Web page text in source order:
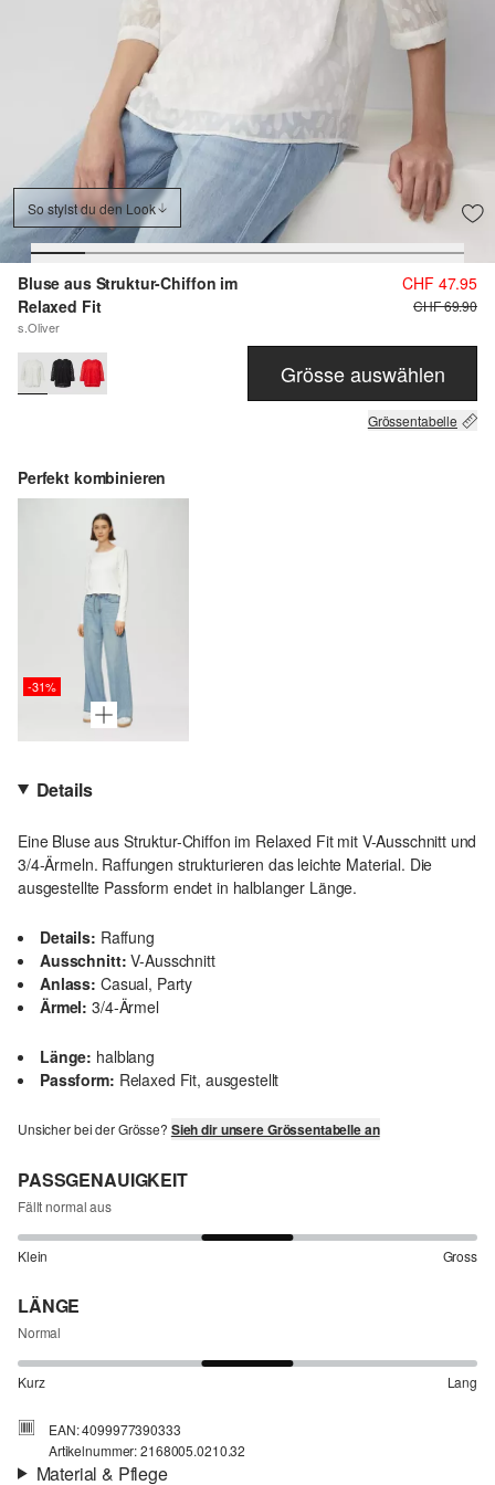
So stylst du den Look
Bluse aus Struktur-Chiffon im
Relaxed Fit
s.Oliver
CHF 47.95
CHF 69.90
Grösse auswählen
Grössentabelle
Perfekt kombinieren
-31%
Details
Eine Bluse aus Struktur-Chiffon im Relaxed Fit mit V-Ausschnitt und
3/4-Ärmeln. Raffungen strukturieren das leichte Material. Die
ausgestellte Passform endet in halblanger Länge.
Details: Raffung
Ausschnitt: V-Ausschnitt
Anlass: Casual, Party
Ärmel: 3/4-Ärmel
Länge: halblang
Passform: Relaxed Fit, ausgestellt
Unsicher bei der Grösse? Sieh dir unsere Grössentabelle an
PASSGENAUIGKEIT
Fällt normal aus
Klein Gross
LÄNGE
Normal
Kurz Lang
EAN: 4099977390333
Artikelnummer: 2168005.0210.32
Material & Pflege